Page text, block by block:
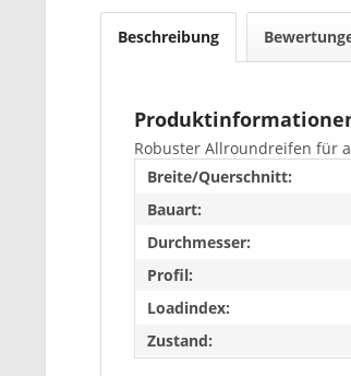
Beschreibung
Produktinformationen
Robuster Allroundreifen für
Breite/Querschnitt:
Bauart:
Durchmesser:
Profil:
Loadindex:
Zustand: